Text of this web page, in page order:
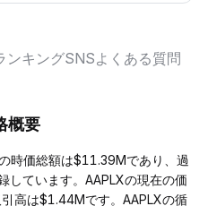
ンキングSNSよくある質問
概要
時価総額は$11.39Mであり、過
ています。AAPLXの現在の価
高は$1.44Mです。AAPLXの循